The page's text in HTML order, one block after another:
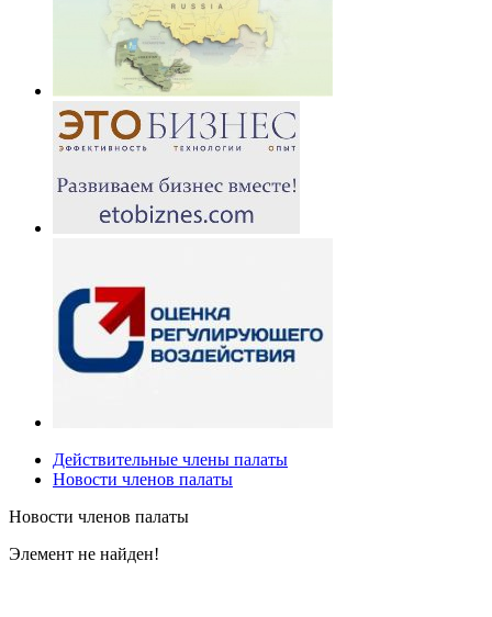
Действительные члены палаты
Новости членов палаты
Новости членов палаты
Элемент не найден!